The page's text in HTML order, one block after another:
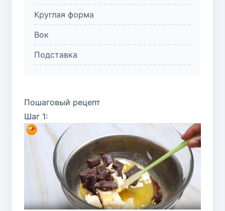
Круглая форма
Вок
Подставка
Пошаговый рецепт
Шаг 1: